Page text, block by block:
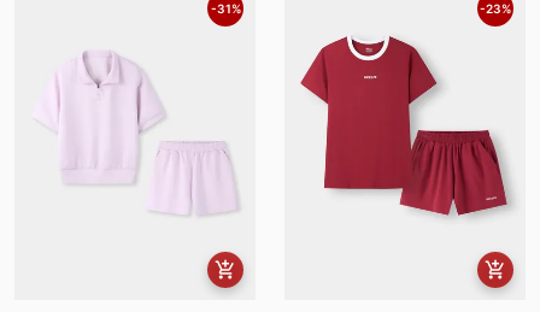
-31% -23%